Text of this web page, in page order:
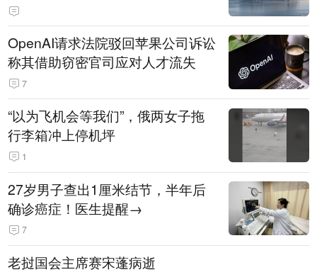
OpenAI请求法院驳回苹果公司诉讼
称其借助窃密官司应对人才流失
7
“以为飞机会等我们”，俄两女子拖
行李箱冲上停机坪
1
27岁男子查出1厘米结节，半年后
确诊癌症！医生提醒→
7
老挝国会主席赛宋蓬病逝